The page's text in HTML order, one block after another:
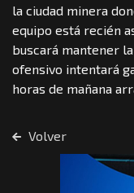
la ciudad minera
equipo está recién
buscará mantener
ofensivo intentará
horas de mañana
Volver